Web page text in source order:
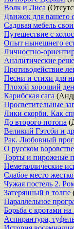
Волк и Лиса
Движок для вашего
Садовая мебель
Путешествие с
Опыт нынешнего
Личностно-
Аналитические
Противодействие
Песни и стихи для
Плохой хороший
Карибская сага
Просветительные
Лики скорби. Как
До второго потопа
Великий Гэтсби и
Рак. Любовный
О русском
Торты и пирожные
Неметаллические
Слабое место
Чужая постель 2.
Затерянный в толпе
Параллельное
Борьба с кротами
Аспирантура,